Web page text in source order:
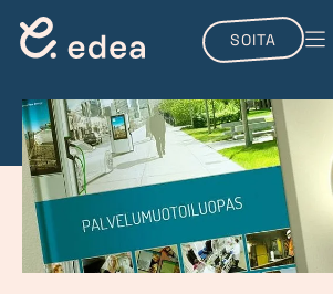
SOITA